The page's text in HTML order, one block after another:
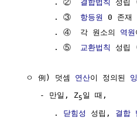
        . ②
결합법칙
성
        . ③
항등원
0 존재
        . ④  각 원소의
역원
        . ⑤
교환법칙 성
  ㅇ 例) 덧셈
연산이 정의된
     - 만일, Z
5일 때,
        .
닫힘성 성립, 결합